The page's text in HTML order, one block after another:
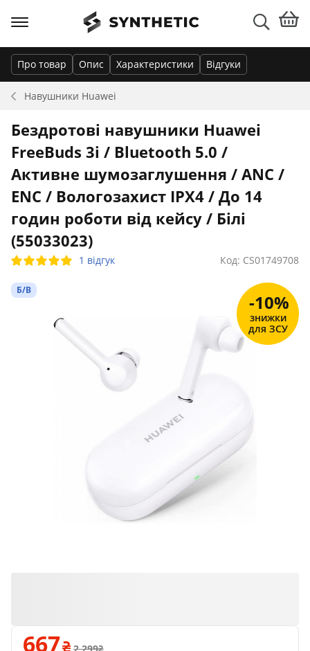
Навушники Huawei
Про товар Опис Характеристики Відгуки
Бездротові навушники Huawei
FreeBuds 3i / Bluetooth 5.0 /
Активне шумозаглушення / ANC /
ENC / Вологозахист IPX4 / До 14
годин роботи від кейсу / Білі
(55033023)
1 відгук Код: CS01749708
Б/В
-10%
знижки
для ЗСУ
667